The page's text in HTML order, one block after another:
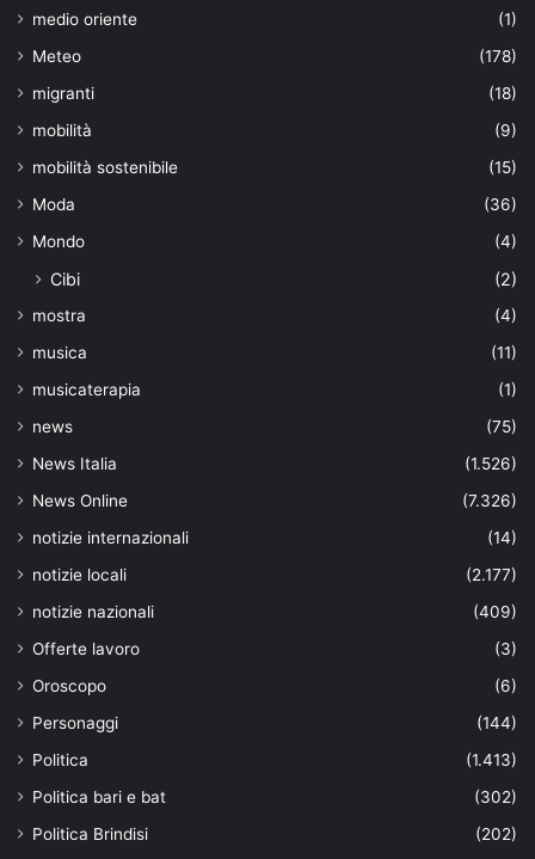
medio oriente
(1)
Meteo
(178)
migranti
(18)
mobilità
(9)
mobilità sostenibile
(15)
Moda
(36)
Mondo
(4)
Cibi (2)
mostra
(4)
musica
(11)
musicaterapia
(1)
news
(75)
News Italia
(1.526)
News Online
(7.326)
notizie internazionali
(14)
notizie locali
(2.177)
notizie nazionali
(409)
Offerte lavoro
(3)
Oroscopo
(6)
Personaggi
(144)
Politica
(1.413)
Politica bari e bat
(302)
Politica Brindisi
(202)